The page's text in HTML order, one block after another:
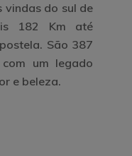
vindas do sul de
182 Km até
São 387
um legado
e beleza.